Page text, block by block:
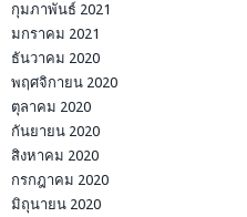
กุมภาพันธ์ 2021
มกราคม 2021
ธันวาคม 2020
พฤศจิกายน 2020
ตุลาคม 2020
กันยายน 2020
สิงหาคม 2020
กรกฎาคม 2020
มิถุนายน 2020